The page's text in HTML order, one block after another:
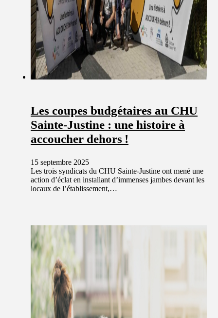
Les coupes budgétaires au CHU
Sainte-Justine : une histoire à
accoucher dehors !
15 septembre 2025
Les trois syndicats du CHU Sainte-Justine ont mené une
action d’éclat en installant d’immenses jambes devant les
locaux de l’établissement,…